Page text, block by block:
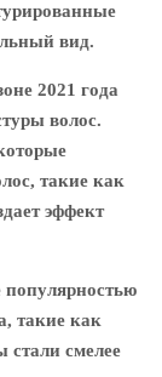
вид.
2021 года
волос.
такие как
эффект
популярностью
такие как
смелее